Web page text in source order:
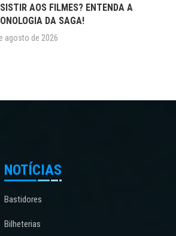
AOS FILMES? ENTENDA A
DA SAGA!
agosto de 2026
NOTÍCIAS
Bastidores
Bilheterias